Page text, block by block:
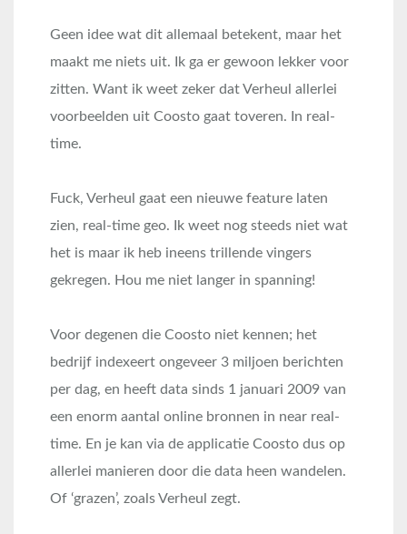
Geen idee wat dit allemaal betekent, maar het
maakt me niets uit. Ik ga er gewoon lekker voor
zitten. Want ik weet zeker dat Verheul allerlei
voorbeelden uit Coosto gaat toveren. In real-
time.
Fuck, Verheul gaat een nieuwe feature laten
zien, real-time geo. Ik weet nog steeds niet wat
het is maar ik heb ineens trillende vingers
gekregen. Hou me niet langer in spanning!
Voor degenen die Coosto niet kennen; het
bedrijf indexeert ongeveer 3 miljoen berichten
per dag, en heeft data sinds 1 januari 2009 van
een enorm aantal online bronnen in near real-
time. En je kan via de applicatie Coosto dus op
allerlei manieren door die data heen wandelen.
Of ‘grazen’, zoals Verheul zegt.